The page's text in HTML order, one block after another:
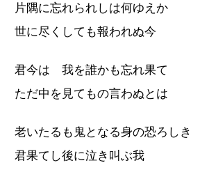
片隅に忘れられしは何ゆえか
世に尽くしても報われぬ今
君今は 我を誰かも忘れ果て
ただ中を見てもの言わぬとは
老いたるも鬼となる身の恐ろしき
君果てし後に泣き叫ぶ我